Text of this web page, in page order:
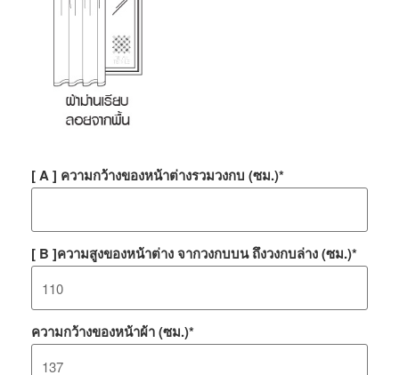
[ A ] ความกว้างของหน้าต่างรวมวงกบ (ซม.)*
[ B ]ความสูงของหน้าต่าง จากวงกบบน ถึงวงกบล่าง (ซม.)*
ความกว้างของหน้าผ้า (ซม.)*